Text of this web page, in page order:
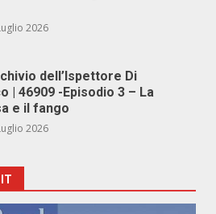
2026
dell’Ispettore Di
| 46909 -Episodio 3 – La
e il fango
2026